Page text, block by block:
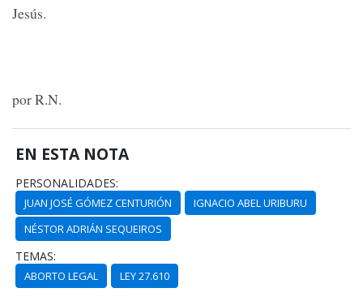
Jesús.
por R.N.
EN ESTA NOTA
PERSONALIDADES:
JUAN JOSÉ GÓMEZ CENTURIÓN
IGNACIO ABEL URIBURU
NÉSTOR ADRIÁN SEQUEIROS
TEMAS:
ABORTO LEGAL LEY 27.610